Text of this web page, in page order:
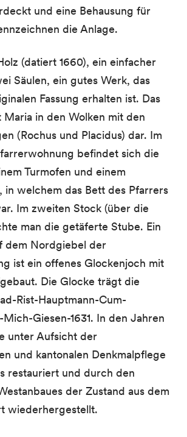
und eine Behausung für
die Anlage.
(datiert 1660), ein einfacher
Säulen, ein gutes Werk, das
Fassung erhalten ist. Das
in den Wolken mit den
(Rochus und Placidus) dar. Im
befindet sich die
Turmofen und einem
in welchem das Bett des Pfarrers
Im zweiten Stock (über die
man die getäferte Stube. Ein
dem Nordgiebel der
ist ein offenes Glockenjoch mit
Die Glocke trägt die
Rist-Hauptmann-Cum-
Mich-Giesen-1631. In den Jahren
unter Aufsicht der
und kantonalen Denkmalpflege
restauriert und durch den
der Zustand aus dem
wiederhergestellt.